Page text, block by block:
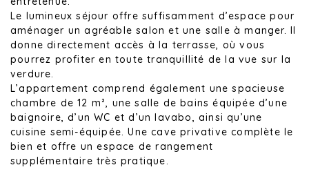
Le lumineux séjour offre suffisamment d’espace pour
aménager un agréable salon et une salle à manger. Il
donne directement accès à la terrasse, où vous
pourrez profiter en toute tranquillité de la vue sur la
verdure.
L’appartement comprend également une spacieuse
chambre de 12 m², une salle de bains équipée d’une
baignoire, d’un WC et d’un lavabo, ainsi qu’une
cuisine semi-équipée. Une cave privative complète le
bien et offre un espace de rangement
supplémentaire très pratique.